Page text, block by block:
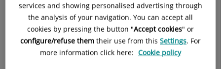
Cardiología (Instituto del Corazón Dexeus)
Cardiopatías Congénitas
Chequeos Médicos
services and showing personalised advertising through
the analysis of your navigation. You can accept all
cookies by pressing the button "Accept cookies" or
configure/refuse them their use from this Settings. For
more information click here: Cookie policy